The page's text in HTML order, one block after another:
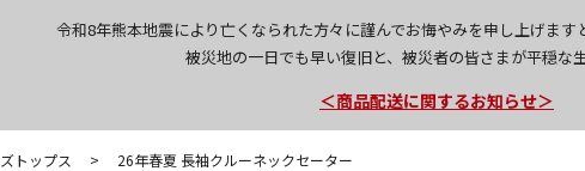
令和8年熊本地震により亡くなられた方々に謹んでお悔やみを申し上げま
被災地の一日でも早い復旧と、被災者の皆さまが平穏な
今なら新規会員登録で1,000円
＜商品配送に関するお知らせ＞
＜夏季休暇中のご注文・発送・お
トップス >
26年春夏 長袖クルーネックセーター